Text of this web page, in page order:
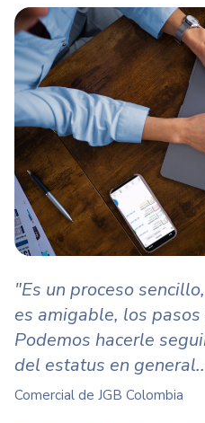
"Es un proceso
es amigable, los
Podemos hacerle
del estatus en
Comercial de JGB Colombia